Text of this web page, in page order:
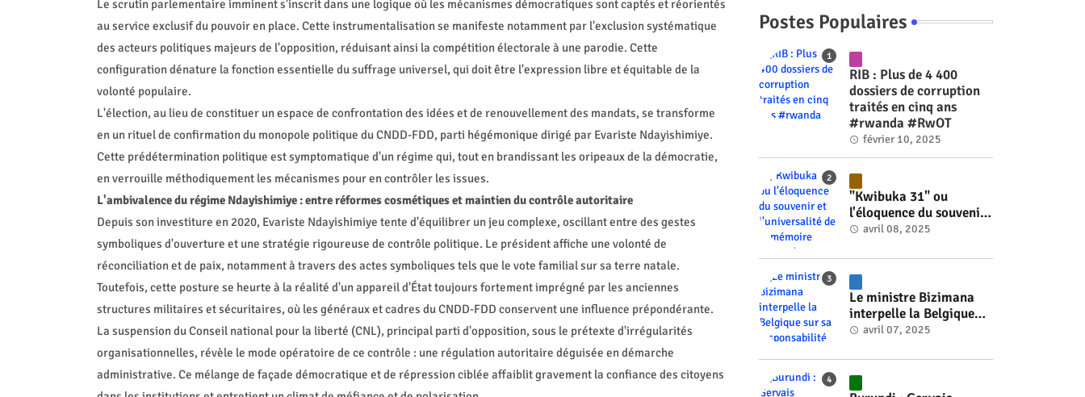
Le scrutin parlementaire imminent s'inscrit dans une logique où les mécanismes démocratiques sont captés et réorientés
au service exclusif du pouvoir en place. Cette instrumentalisation se manifeste notamment par l'exclusion systématique
des acteurs politiques majeurs de l'opposition, réduisant ainsi la compétition électorale à une parodie. Cette
configuration dénature la fonction essentielle du suffrage universel, qui doit être l'expression libre et équitable de la
volonté populaire.
L'élection, au lieu de constituer un espace de confrontation des idées et de renouvellement des mandats, se transforme
en un rituel de confirmation du monopole politique du CNDD-FDD, parti hégémonique dirigé par Evariste Ndayishimiye.
Cette prédétermination politique est symptomatique d'un régime qui, tout en brandissant les oripeaux de la démocratie,
en verrouille méthodiquement les mécanismes pour en contrôler les issues.
L'ambivalence du régime Ndayishimiye : entre réformes cosmétiques et maintien du contrôle autoritaire
Depuis son investiture en 2020, Evariste Ndayishimiye tente d'équilibrer un jeu complexe, oscillant entre des gestes
symboliques d'ouverture et une stratégie rigoureuse de contrôle politique. Le président affiche une volonté de
réconciliation et de paix, notamment à travers des actes symboliques tels que le vote familial sur sa terre natale.
Toutefois, cette posture se heurte à la réalité d'un appareil d'État toujours fortement imprégné par les anciennes
structures militaires et sécuritaires, où les généraux et cadres du CNDD-FDD conservent une influence prépondérante.
La suspension du Conseil national pour la liberté (CNL), principal parti d'opposition, sous le prétexte d'irrégularités
organisationnelles, révèle le mode opératoire de ce contrôle : une régulation autoritaire déguisée en démarche
administrative. Ce mélange de façade démocratique et de répression ciblée affaiblit gravement la confiance des citoyens
Postes Populaires
RIB : Plus de 4 400
dossiers de corruption
traités en cinq ans
#rwanda #RwOT
février 10, 2025
"Kwibuka 31" ou
l'éloquence du souvenir
et l'universalité de la
#RwOT
avril 08, 2025
Le ministre Bizimana
interpelle la Belgique
sur sa responsabilité
génocide #rwanda
#RwOT
avril 07, 2025